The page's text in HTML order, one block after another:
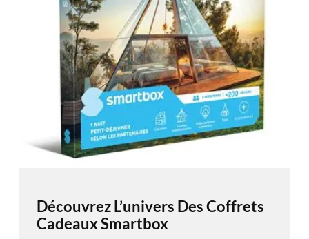
Découvrez L’univers Des Coffrets
Cadeaux Smartbox